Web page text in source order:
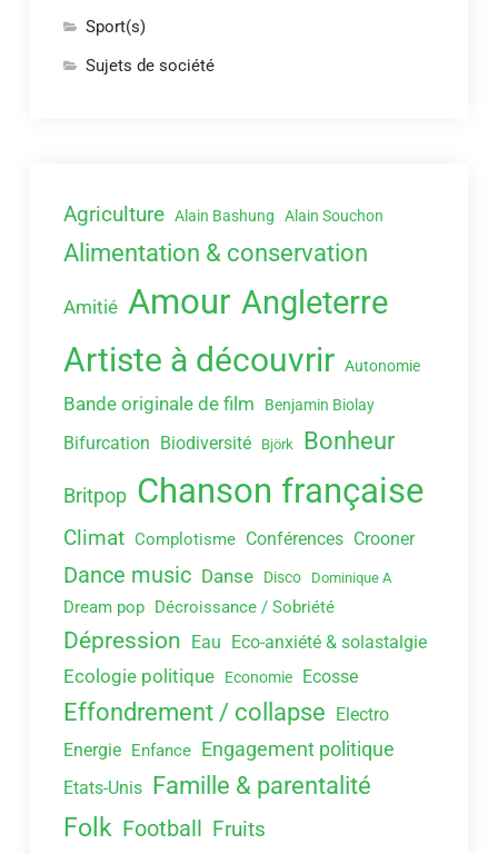
Sport(s)
Sujets de société
Agriculture Alain Bashung Alain Souchon
Alimentation & conservation
Amitié Amour Angleterre
Artiste à découvrir Autonomie
Bande originale de film Benjamin Biolay
Bifurcation Biodiversité Björk Bonheur
Britpop Chanson française
Climat Complotisme Conférences Crooner
Dance music Danse Disco Dominique A
Dream pop Décroissance / Sobriété
Dépression Eau Eco-anxiété & solastalgie
Ecologie politique Economie Ecosse
Effondrement / collapse
Electro
Energie
Enfance Engagement politique
Etats-Unis Famille & parentalité
Folk Football Fruits